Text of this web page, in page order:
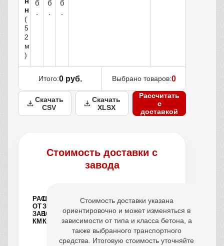
н
(
5
2
м
)
б
.
б
.
б
.
Итого:0 руб. Выбрано товаров:0
Скачать
CSV
Скачать
XLSX
Рассчитать
с
доставкой
Стоимость доставки с
завода
РАССТОЯНИЕ
ОТ
ЗАВОДА,
КМ
ЦЕНА
ЗА
1
КУБ
Стоимость доставки указана
ориентировочно и может изменяться в
зависимости от типа и класса бетона, а
также выбранного транспортного
средства. Итоговую стоимость уточняйте